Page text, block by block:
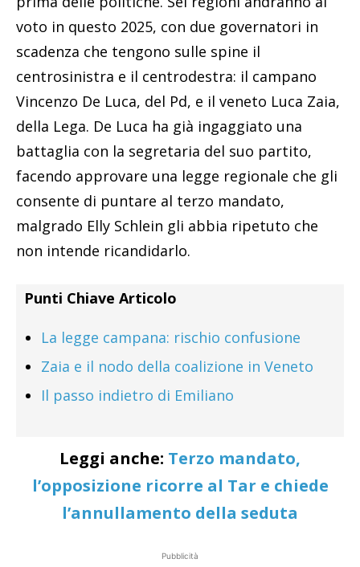
voto in questo 2025, con due governatori in
scadenza che tengono sulle spine il
centrosinistra e il centrodestra: il campano
Vincenzo De Luca, del Pd, e il veneto Luca Zaia,
della Lega. De Luca ha già ingaggiato una
battaglia con la segretaria del suo partito,
facendo approvare una legge regionale che gli
consente di puntare al terzo mandato,
malgrado Elly Schlein gli abbia ripetuto che
non intende ricandidarlo.
Punti Chiave Articolo
La legge campana: rischio confusione
Zaia e il nodo della coalizione in Veneto
Il passo indietro di Emiliano
Leggi anche: Terzo mandato,
l’opposizione ricorre al Tar e chiede
l’annullamento della seduta
Pubblicità